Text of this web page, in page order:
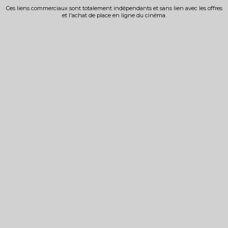
Ces liens commerciaux sont totalement indépendants et sans lien avec les offres
et l'achat de place en ligne du cinéma.